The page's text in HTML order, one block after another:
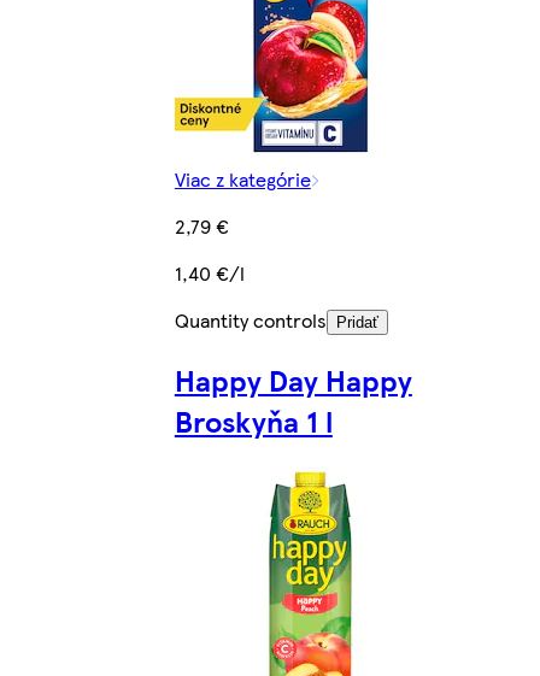
Viac z kategórie
2,79 €
1,40 €/l
Quantity controls
Pridať
Happy Day Happy
Broskyňa 1 l